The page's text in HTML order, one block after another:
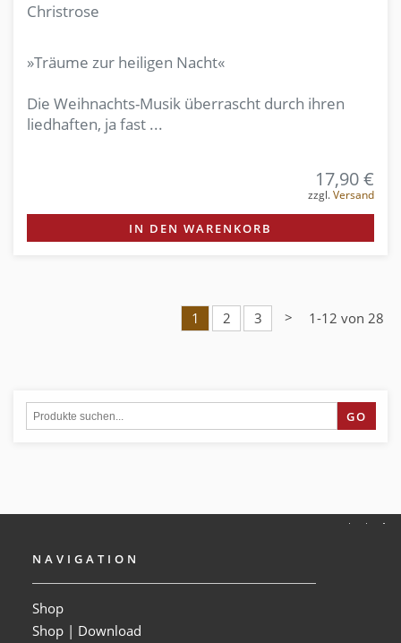
Christrose
»Träume zur heiligen Nacht«
Die Weihnachts-Musik überrascht durch ihren
liedhaften, ja fast ...
17,90 €
zzgl.Versand
IN DEN WARENKORB
1 2 3 > 1-12 von 28
GO
NAVIGATION
Shop
Shop | Download